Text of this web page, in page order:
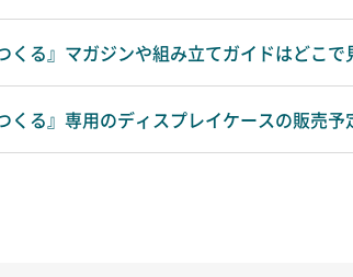
くる』マガジンや組み立てガイドはどこで
くる』専用のディスプレイケースの販売予